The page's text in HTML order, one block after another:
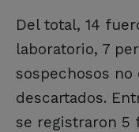
Del total, 14
laboratorio, 7
sospechosos
descartados.
se registraron 5